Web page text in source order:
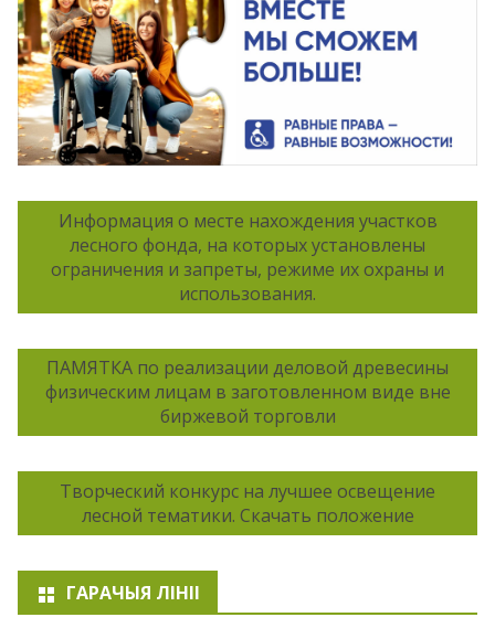
Информация о месте нахождения участков
лесного фонда, на которых установлены
ограничения и запреты, режиме их охраны и
использования.
ПАМЯТКА по реализации деловой древесины
физическим лицам в заготовленном виде вне
биржевой торговли
Творческий конкурс на лучшее освещение
лесной тематики. Скачать положение
ГАРАЧЫЯ ЛІНІІ